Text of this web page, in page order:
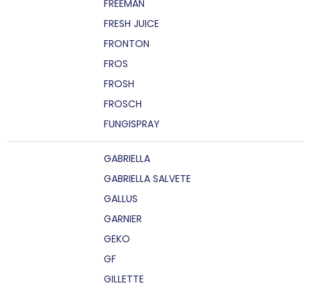
FREEMAN
FRESH JUICE
FRONTON
FROS
FROSH
FROSCH
FUNGISPRAY
GABRIELLA
GABRIELLA SALVETE
GALLUS
GARNIER
GEKO
GF
GILLETTE